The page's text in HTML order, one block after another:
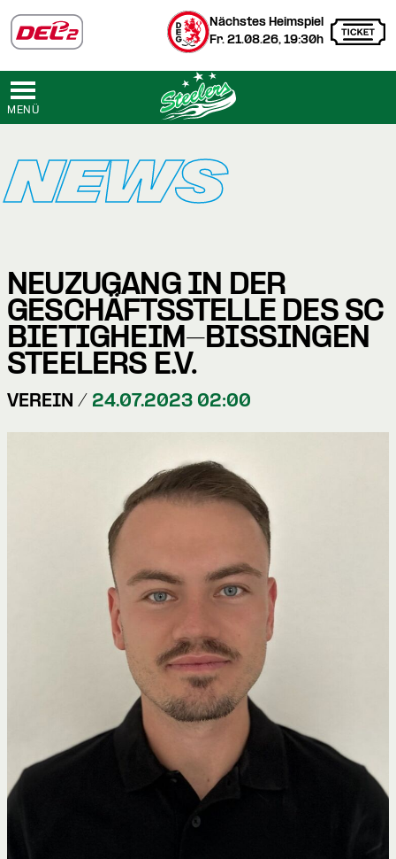
Nächstes Heimspiel
Fr. 21.08.26, 19:30h
MENÜ
NEWS
NEUZUGANG IN DER
GESCHÄFTSSTELLE DES SC
BIETIGHEIM-BISSINGEN
STEELERS E.V.
VEREIN / 24.07.2023 02:00